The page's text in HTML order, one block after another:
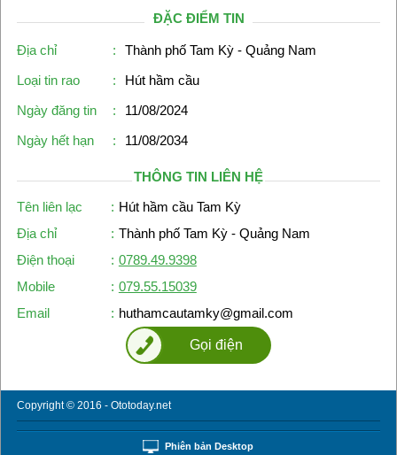
ĐẶC ĐIỂM TIN
Địa chỉ :
Thành phố Tam Kỳ - Quảng Nam
Loại tin rao
:
Hút hầm cầu
Ngày đăng tin
:
11/08/2024
Ngày hết hạn
: 11/08/2034
THÔNG TIN LIÊN HỆ
Tên liên lạc
: Hút hầm cầu Tam Kỳ
Địa chỉ
: Thành phố Tam Kỳ - Quảng Nam
Điện thoại
: 0789.49.9398
Mobile
: 079.55.15039
Email
: huthamcautamky@gmail.com
Gọi điện
Copyright © 2016 - Ototoday.net
Phiên bản Desktop